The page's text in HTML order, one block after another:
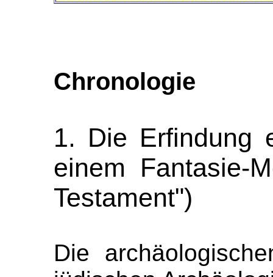
Chronologie
1. Die Erfindung
einem Fantasie-
Testament")
Die